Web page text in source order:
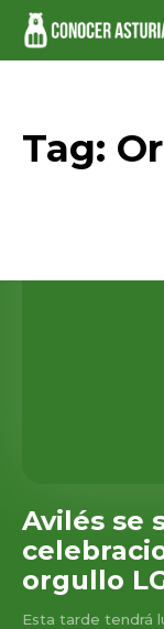
Tag:
Avilés se
orgullo
Esta tarde tendrá